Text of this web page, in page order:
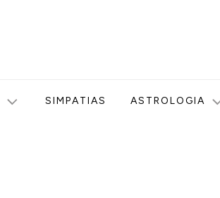
SIMPATIAS ASTROLOGIA